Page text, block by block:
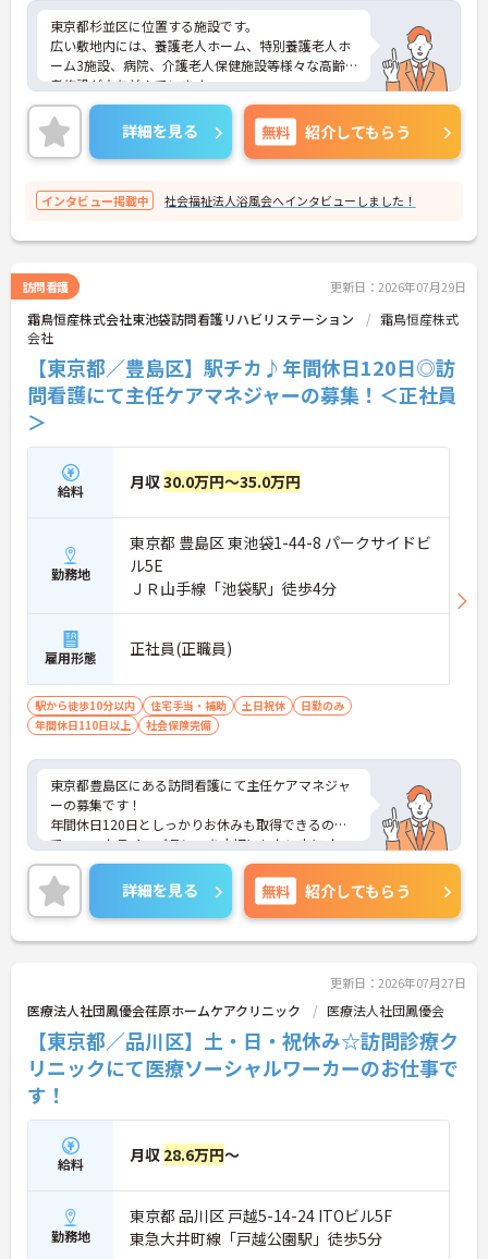
東京都杉並区に位置する施設です。
広い敷地内には、養護老人ホーム、特別養護老人ホ
ーム3施設、病院、介護老人保健施設等様々な高齢
者施設が立ち並んでいます。
職員研修や職種別研修等を通じて他職種、他施設の
スタッフの交流もあり、学べる環境です。
OJT等新人職員への指導が手厚く実施され、サポー
ト体制も抜群です。
詳細をお話しいたしますのでお気軽にご相談くださ
詳細を見る 無料 紹介してもらう
インタビュー掲載中 社会福祉法人浴風会へインタビューしました！
訪問看護 更新日：2026年07月29日
霜鳥恒産株式会社東池袋訪問看護リハビリステーション
霜鳥恒産株式
会社
【東京都／豊島区】駅チカ♪年間休日120日◎訪
問看護にて主任ケアマネジャーの募集！＜正社員
＞
給料 月収30.0万円～35.0万円
勤務地
東京都 豊島区 東池袋1-44-8 パークサイドビ
ル5E
ＪＲ山手線「池袋駅」徒歩4分
雇用形態 正社員(正職員)
駅から徒歩10分以内 住宅手当・補助 土日祝休
日勤のみ
年間休日110日以上
社会保険完備
東京都豊島区にある訪問看護にて主任ケアマネジャ
ーの募集です！
年間休日120日としっかりお休みも取得できるの
で、ワークライフバランスを大切にしたい方にオス
スメです◎最寄り駅より徒歩圏内と好立地にあるの
で、通勤のストレスが少ないのも嬉しいポイントで
す。
ご興味のある方には、面接対策ポイントなど、さら
に詳細をお話しいたしますのでお気軽にご相談くだ
詳細を見る 無料 紹介してもらう
更新日：2026年07月27日
医療法人社団鳳優会荏原ホームケアクリニック 医療法人社団鳳優会
【東京都／品川区】土・日・祝休み☆訪問診療ク
リニックにて医療ソーシャルワーカーのお仕事で
す！
給料 月収 28.6万円～
勤務地
東京都 品川区 戸越5-14-24 ITOビル5F
東急大井町線「戸越公園駅」徒歩5分